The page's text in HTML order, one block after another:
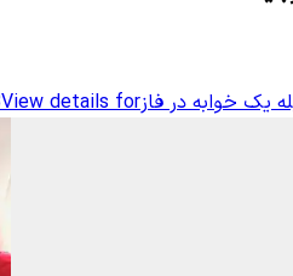
یک خوابه در فاز3View details for